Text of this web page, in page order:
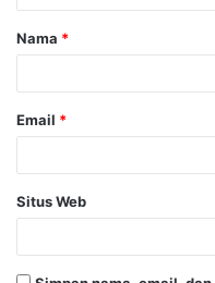
a
r
Nama *
Email *
Situs Web